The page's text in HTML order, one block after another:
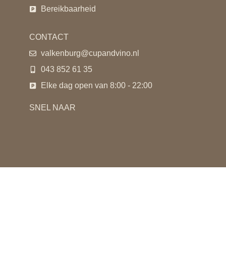
Bereikbaarheid
CONTACT
valkenburg@cupandvino.nl
043 852 61 35
Elke dag open van 8:00 - 22:00
SNEL NAAR